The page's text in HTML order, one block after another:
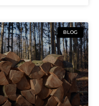
BLOG